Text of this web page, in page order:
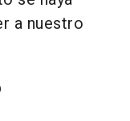
a nuestro